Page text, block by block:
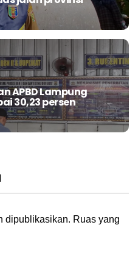
APBD Lampung
30,23 persen
dipublikasikan. Ruas yang